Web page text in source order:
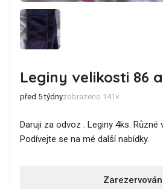
Leginy velikosti 86
před 5 týdnyzobrazeno 141×
Daruji za odvoz . Leginy 4ks. Různé
Podívejte se na mé další nabídky.